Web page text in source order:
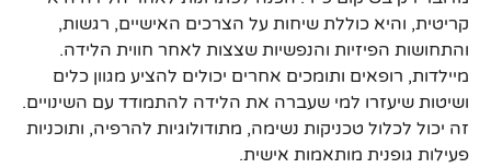
קריטית, והיא כוללת שיחות על הצרכים האישיים, רגשות,
והתחושות הפיזיות והנפשיות שצצות לאחר חווית הלידה.
מיילדות, רופאים ותומכים אחרים יכולים להציע מגוון כלים
ושיטות שיעזרו למי שעברה את הלידה להתמודד עם השינויים.
זה יכול לכלול טכניקות נשימה, מתודולוגיות להרפיה, ותוכניות
פעילות גופנית מותאמות אישית.